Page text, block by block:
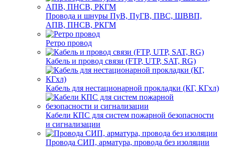
Провода и шнуры ПуВ, ПуГВ, ПВС, ШВВП,
АПВ, ПНСВ, РКГМ
Ретро провод
Кабель и провод связи (FTP, UTP, SAT, RG)
Кабель для нестационарной прокладки (КГ, КГхл)
Кабели КПС для систем пожарной безопасности
и сигнализации
Провода СИП, арматура, провода без изоляции